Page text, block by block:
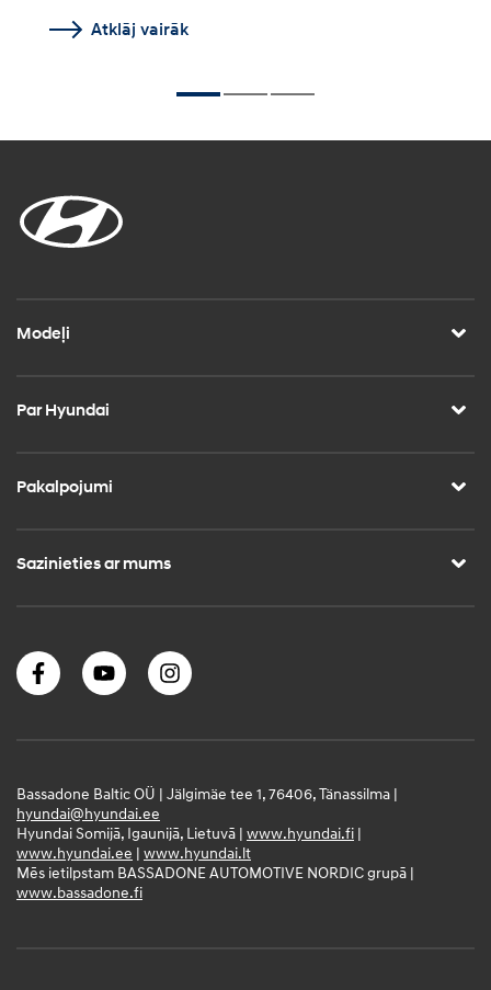
Atklāj vairāk
Modeļi
Par Hyundai
Pakalpojumi
Sazinieties ar mums
Bassadone Baltic OÜ | Jälgimäe tee 1, 76406, Tänassilma |
hyundai@hyundai.ee
Hyundai Somijā, Igaunijā, Lietuvā | www.hyundai.fi |
www.hyundai.ee | www.hyundai.lt
Mēs ietilpstam BASSADONE AUTOMOTIVE NORDIC grupā |
www.bassadone.fi